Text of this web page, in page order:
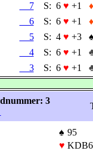
7 S: 6 ♥ +1
♦
6 S: 6 ♥ +1
♦
5 S: 4 ♥ +3
4 S: 6 ♥ +1
3 S: 6 ♥ +1
3
♠ 95
♥